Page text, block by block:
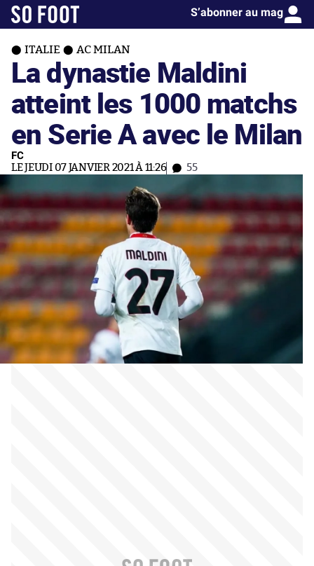
S’abonner au mag
ITALIE AC MILAN
La dynastie Maldini
atteint les 1000 matchs
en Serie A avec le Milan
FC
LE JEUDI 07 JANVIER 2021 À 11:26 55